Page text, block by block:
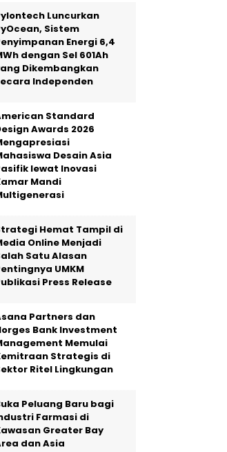
Luncurkan
Sistem
Energi 6,4
dengan Sel 601Ah
Dikembangkan
Independen
Standard
Awards 2026
Desain Asia
lewat Inovasi
Mandi
Hemat Tampil di
Online Menjadi
Satu Alasan
UMKM
Press Release
Partners dan
Bank Investment
Memulai
Strategis di
Ritel Lingkungan
Peluang Baru bagi
Farmasi di
Greater Bay
dan Asia